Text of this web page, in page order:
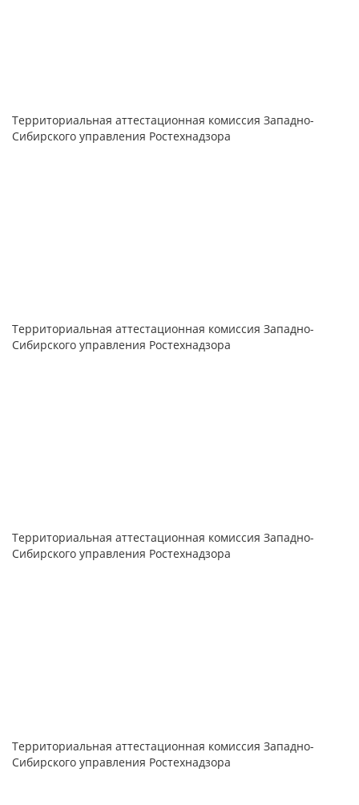
Территориальная аттестационная комиссия Западно-
Сибирского управления Ростехнадзора
Территориальная аттестационная комиссия Западно-
Сибирского управления Ростехнадзора
Территориальная аттестационная комиссия Западно-
Сибирского управления Ростехнадзора
Территориальная аттестационная комиссия Западно-
Сибирского управления Ростехнадзора